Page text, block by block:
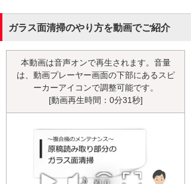
ガラス面清掃のやり方を動画でご紹介
本動画は音声オンで再生されます。音量
は、動画プレーヤー画面の下部にあるスピ
ーカーアイコンで調整可能です。
[動画再生時間：0分31秒]